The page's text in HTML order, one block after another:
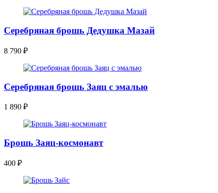
Серебряная брошь Дедушка Мазай
8 790 ₽
Серебряная брошь Заяц с эмалью
1 890 ₽
Брошь Заяц-космонавт
400 ₽